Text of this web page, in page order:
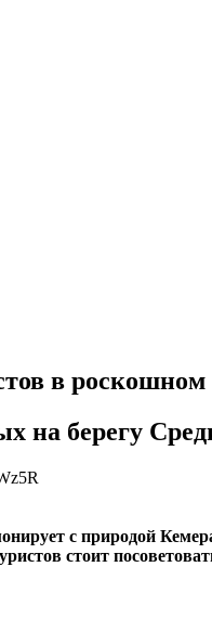
в роскошном
на берегу
с природой
стоит